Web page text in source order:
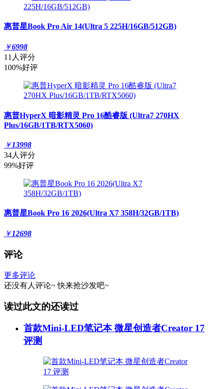
惠普星Book Pro Air 14(Ultra 5 225H/16GB/512GB)
￥6998
11人评分
100%好评
惠普HyperX 暗影精灵 Pro 16酷睿版 (Ultra7 270HX
Plus/16GB/1TB/RTX5060)
￥13998
34人评分
99%好评
惠普星Book Pro 16 2026(Ultra X7 358H/32GB/1TB)
￥12698
评论
更多评论
还没有人评论~ 快来抢沙发吧~
读过此文的还读过
首款Mini-LED笔记本 微星创造者Creator 17
评测